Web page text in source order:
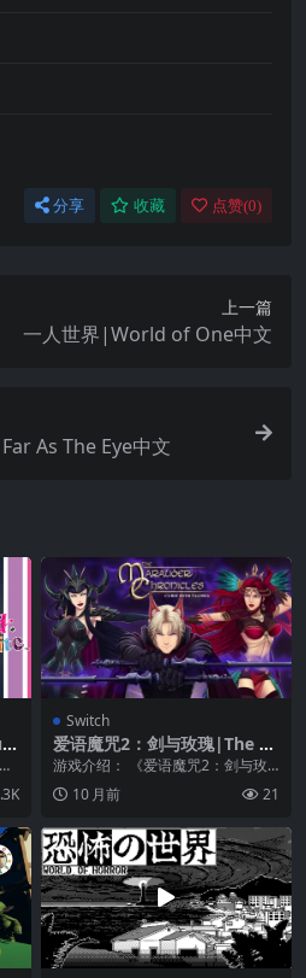
分享 收藏 点赞(0)
上一篇
一人世界|World of One中文
As The Eye中文
Switch
爱语魔咒2：剑与玫瑰|The M
arauder Chronicles: Curse
游戏介绍： 《爱语魔咒2：剑与玫
瑰》当迷人的男主角戴伦·维尔沙克
被他的主人派去刺...
10 月前 21